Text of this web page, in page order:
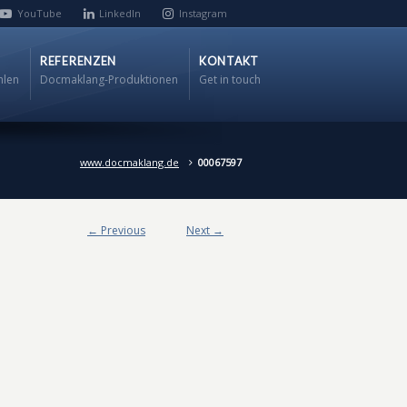
YouTube LinkedIn Instagram
REFERENZEN
Docmaklang-Produktionen
KONTAKT
Get in touch
www.docmaklang.de 00067597
← Previous Next →